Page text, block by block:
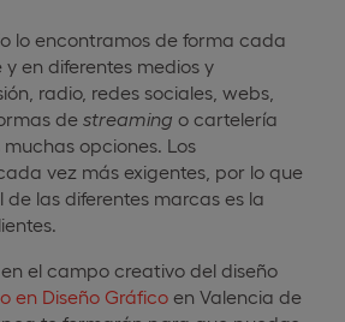
lo encontramos de forma cada
en diferentes medios y
radio, redes sociales, webs,
de streaming o cartelería
opciones. Los
vez más exigentes, por lo que
las diferentes marcas es la
el campo creativo del diseño
en Diseño Gráfico en Valencia de